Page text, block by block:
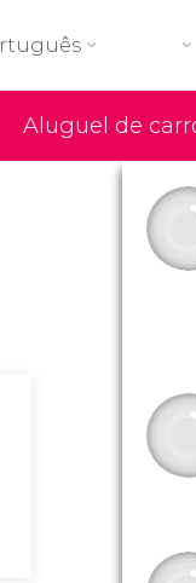
Aluguel de O